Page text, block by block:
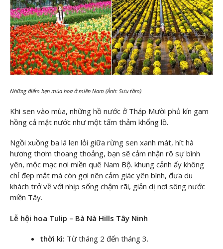
Những điểm hẹn mùa hoa ở miền Nam (Ảnh: Sưu tầm)
Khi sen vào mùa, những hồ nước ở Tháp Mười phủ kín gam
hồng cả mặt nước như một tấm thảm khổng lồ.
Ngồi xuồng ba lá len lỏi giữa rừng sen xanh mát, hít hà
hương thơm thoang thoảng, bạn sẽ cảm nhận rõ sự bình
yên, mộc mạc nơi miền quê Nam Bộ. khung cảnh ấy không
chỉ đẹp mắt mà còn gợi nên cảm giác yên bình, đưa du
khách trở về với nhịp sống chậm rãi, giản dị nơi sông nước
miền Tây.
Lễ hội hoa Tulip – Bà Nà Hills Tây Ninh
thời kì: Từ tháng 2 đến tháng 3.